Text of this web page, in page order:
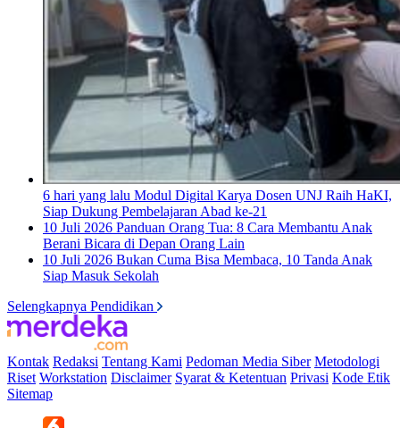
6 hari yang lalu Modul Digital Karya Dosen UNJ Raih HaKI,
Siap Dukung Pembelajaran Abad ke-21
10 Juli 2026 Panduan Orang Tua: 8 Cara Membantu Anak
Berani Bicara di Depan Orang Lain
10 Juli 2026 Bukan Cuma Bisa Membaca, 10 Tanda Anak
Siap Masuk Sekolah
Selengkapnya Pendidikan
Kontak Redaksi Tentang Kami Pedoman Media Siber Metodologi
Riset Workstation Disclaimer Syarat & Ketentuan Privasi Kode Etik
Sitemap